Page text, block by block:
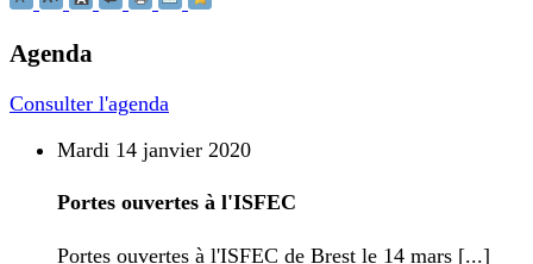
Agenda
Consulter l'agenda
Mardi 14 janvier 2020
Portes ouvertes à l'ISFEC
Portes ouvertes à l'ISFEC de Brest le 14 mars [...]